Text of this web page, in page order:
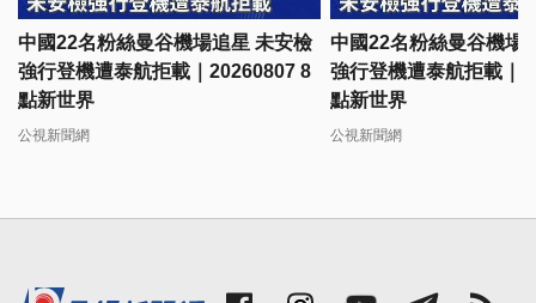
中國22名粉絲曼谷機場追星 未安檢
強行登機遭泰航拒載｜20260807 8
點新世界
公視新聞網
中國22名粉絲曼谷機場
強行登機遭泰航拒載｜
點新世界
公視新聞網